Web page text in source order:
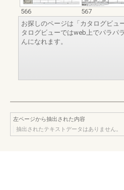
566
567
お探しのページは「カタログビュ
タログビューではweb上でパラパ
んになれます。
左ページから抽出された内容
抽出されたテキストデータはありません。